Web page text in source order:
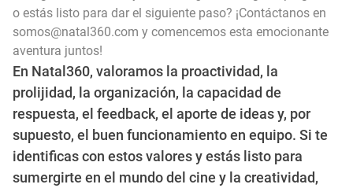
o estás listo para dar el siguiente paso? ¡Contáctanos en
somos@natal360.com y comencemos esta emocionante
aventura juntos!
En Natal360, valoramos la proactividad, la
prolijidad, la organización, la capacidad de
respuesta, el feedback, el aporte de ideas y, por
supuesto, el buen funcionamiento en equipo. Si te
identificas con estos valores y estás listo para
sumergirte en el mundo del cine y la creatividad,